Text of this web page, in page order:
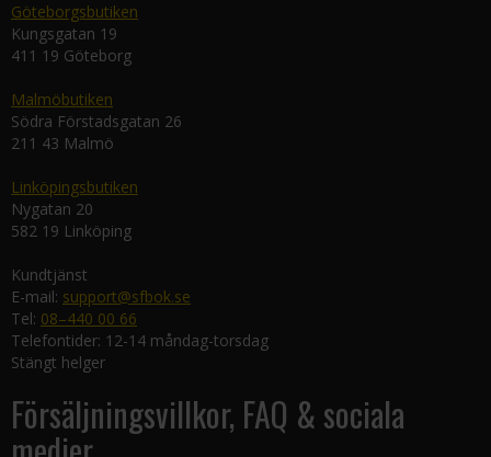
Göteborgsbutiken
Kungsgatan 19
411 19 Göteborg
Malmöbutiken
Södra Förstadsgatan 26
211 43 Malmö
Linköpingsbutiken
Nygatan 20
582 19 Linköping
Kundtjänst
E-mail: support@sfbok.se
Tel: 08–440 00 66
Telefontider: 12-14 måndag-torsdag
Stängt helger
Försäljningsvillkor, FAQ & sociala